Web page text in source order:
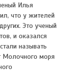
Илья
что у жителей
Это ученый
и оказался
называть
Молочного моря